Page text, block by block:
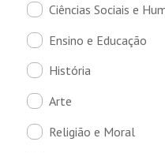
Ciências Sociais e
Ensino e Educação
História
Arte
Religião e Moral